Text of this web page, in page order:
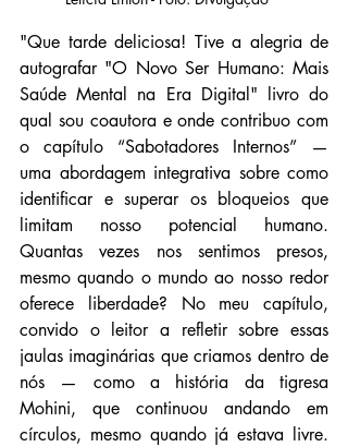
"Que tarde deliciosa! Tive a alegria de
autografar "O Novo Ser Humano: Mais
Saúde Mental na Era Digital" livro do
qual sou coautora e onde contribuo com
o capítulo “Sabotadores Internos” —
uma abordagem integrativa sobre como
identificar e superar os bloqueios que
limitam nosso potencial humano.
Quantas vezes nos sentimos presos,
mesmo quando o mundo ao nosso redor
oferece liberdade? No meu capítulo,
convido o leitor a refletir sobre essas
jaulas imaginárias que criamos dentro de
nós — como a história da tigresa
Mohini, que continuou andando em
círculos, mesmo quando já estava livre.